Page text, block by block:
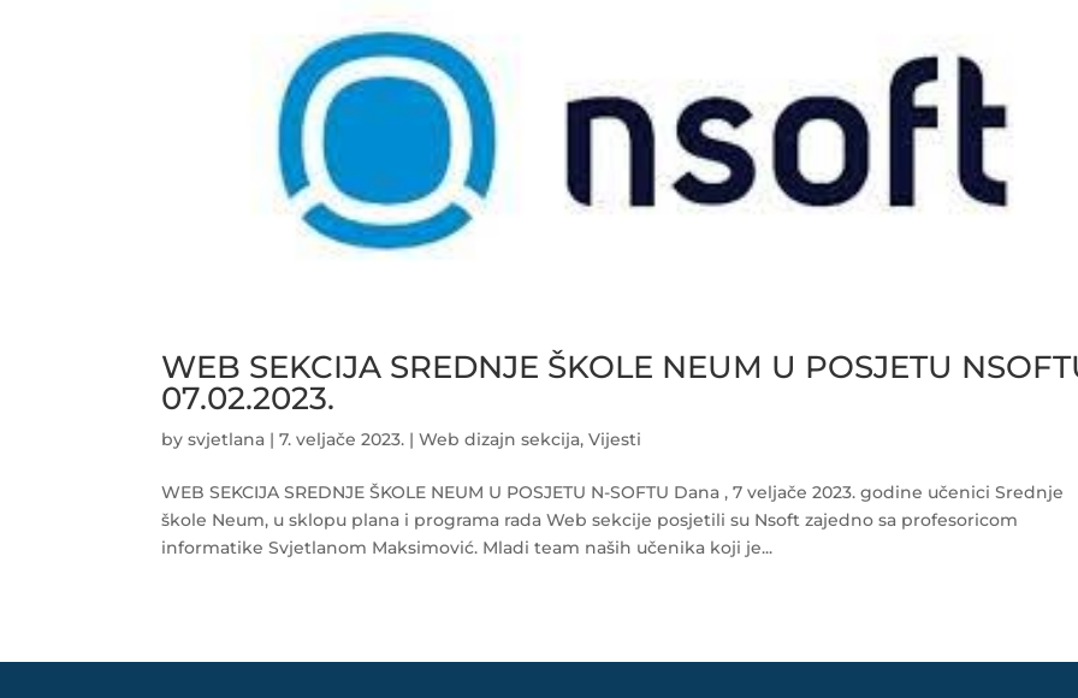
WEB SEKCIJA SREDNJE ŠKOLE NEUM U POSJETU
07.02.2023.
bysvjetlana |7. veljače 2023. |Web dizajn sekcija,Vijesti
WEB SEKCIJA SREDNJE ŠKOLE NEUM U POSJETU N-SOFTU Dana , 7 veljače 2023. godine učenici Srednje
škole Neum, u sklopu plana i programa rada Web sekcije posjetili su Nsoft zajedno sa profesoricom
informatike Svjetlanom Maksimović. Mladi team naših učenika koji je...